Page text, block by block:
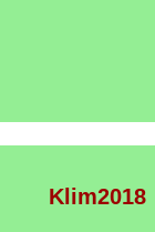
Klim2018